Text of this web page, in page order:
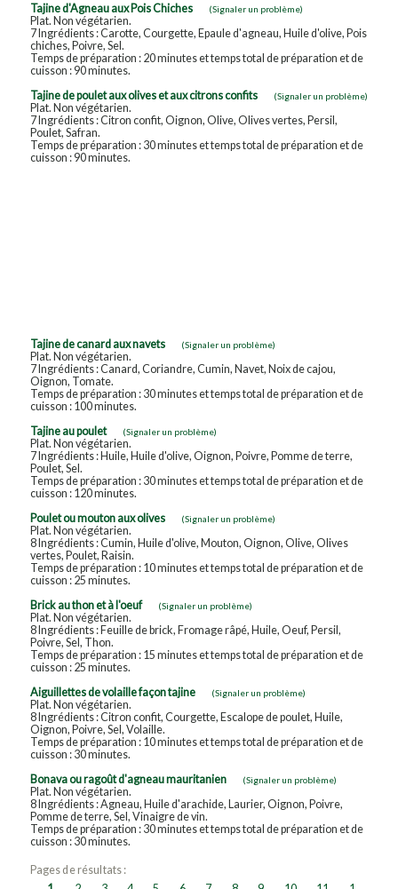
Tajine d'Agneau aux Pois Chiches
(Signaler un problème)
Plat. Non végétarien.
7 Ingrédients : Carotte, Courgette, Epaule d'agneau, Huile d'olive, Pois
chiches, Poivre, Sel.
Temps de préparation : 20 minutes et temps total de préparation et de
cuisson : 90 minutes.
Tajine de poulet aux olives et aux citrons confits
(Signaler un problème)
Plat. Non végétarien.
7 Ingrédients : Citron confit, Oignon, Olive, Olives vertes, Persil,
Poulet, Safran.
Temps de préparation : 30 minutes et temps total de préparation et de
cuisson : 90 minutes.
Tajine de canard aux navets (Signaler un problème)
Plat. Non végétarien.
7 Ingrédients : Canard, Coriandre, Cumin, Navet, Noix de cajou,
Oignon, Tomate.
Temps de préparation : 30 minutes et temps total de préparation et de
cuisson : 100 minutes.
Tajine au poulet
(Signaler un problème)
Plat. Non végétarien.
7 Ingrédients : Huile, Huile d'olive, Oignon, Poivre, Pomme de terre,
Poulet, Sel.
Temps de préparation : 30 minutes et temps total de préparation et de
cuisson : 120 minutes.
Poulet ou mouton aux olives
(Signaler un problème)
Plat. Non végétarien.
8 Ingrédients : Cumin, Huile d'olive, Mouton, Oignon, Olive, Olives
vertes, Poulet, Raisin.
Temps de préparation : 10 minutes et temps total de préparation et de
cuisson : 25 minutes.
Brick au thon et à l'oeuf
(Signaler un problème)
Plat. Non végétarien.
8 Ingrédients : Feuille de brick, Fromage râpé, Huile, Oeuf, Persil,
Poivre, Sel, Thon.
Temps de préparation : 15 minutes et temps total de préparation et de
cuisson : 25 minutes.
Aiguillettes de volaille façon tajine
(Signaler un problème)
Plat. Non végétarien.
8 Ingrédients : Citron confit, Courgette, Escalope de poulet, Huile,
Oignon, Poivre, Sel, Volaille.
Temps de préparation : 10 minutes et temps total de préparation et de
cuisson : 30 minutes.
Bonava ou ragoût d'agneau mauritanien
(Signaler un problème)
Plat. Non végétarien.
8 Ingrédients : Agneau, Huile d'arachide, Laurier, Oignon, Poivre,
Pomme de terre, Sel, Vinaigre de vin.
Temps de préparation : 30 minutes et temps total de préparation et de
cuisson : 30 minutes.
Pages de résultats :